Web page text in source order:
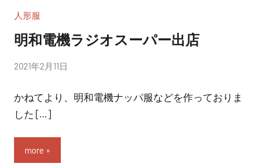
人形服
明和電機ラジオスーパー出店
投
者:
nitchom
2021年2月11日
かねてより、明和電機ナッパ服などを作っておりま
した […]
more